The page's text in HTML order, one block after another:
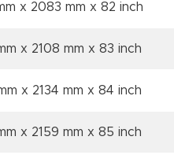
x 2083 mm x 82 inch
x 2108 mm x 83 inch
x 2134 mm x 84 inch
x 2159 mm x 85 inch